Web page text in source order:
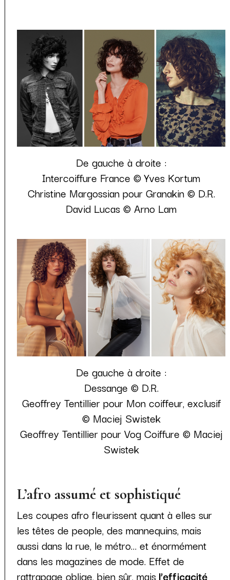
De gauche à droite :
Intercoiffure France © Yves Kortum
Christine Margossian pour Granakin © D.R.
David Lucas © Arno Lam
De gauche à droite :
Dessange © D.R.
Geoffrey Tentillier pour Mon coiffeur, exclusif
© Maciej Swistek
Geoffrey Tentillier pour Vog Coiffure © Maciej
Swistek
L’afro assumé et sophistiqué
Les coupes afro fleurissent quant à elles sur
les têtes de people, des mannequins, mais
aussi dans la rue, le métro… et énormément
dans les magazines de mode. Effet de
rattrapage oblige, bien sûr, maisl’efficacité